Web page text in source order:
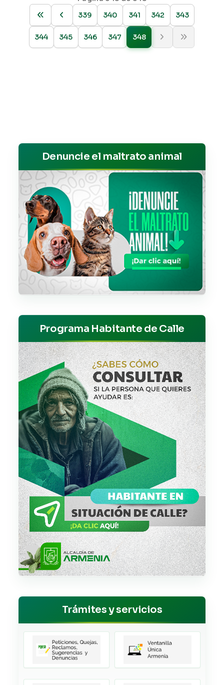
339
340 341 342 343
344 345 346 347 348
Denuncie el maltrato animal
Programa Habitante de Calle
Trámites y servicios